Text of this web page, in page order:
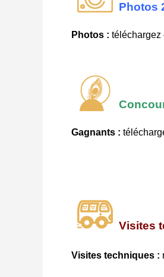
Photos
Photos : téléchargez
Gagnants :
Visites
Visites techniques :